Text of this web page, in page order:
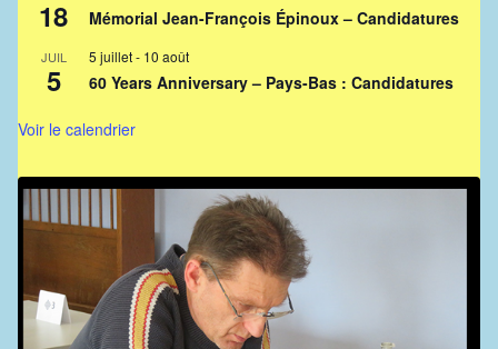
18 Mémorial Jean-François Épinoux – Candidatures
JUIL
5
5 juillet- 10 août
60 Years Anniversary – Pays-Bas : Candidatures
Voir le calendrier